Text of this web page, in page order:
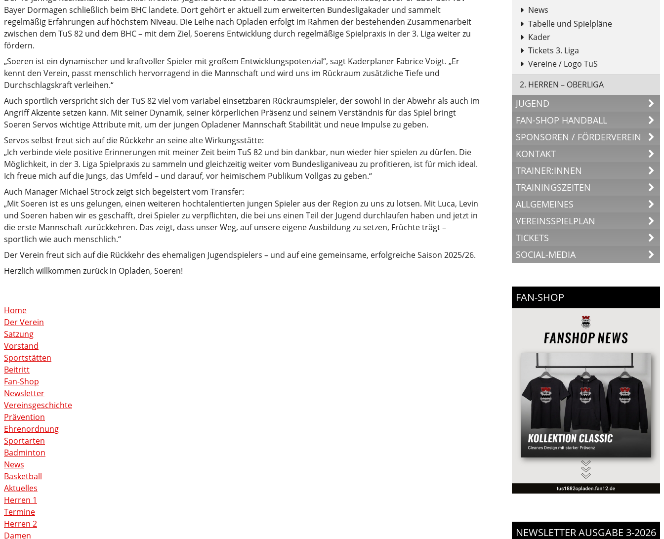
Bayer Dormagen schließlich beim BHC landete. Dort gehört er aktuell zum erweiterten Bundesligakader und sammelt
regelmäßig Erfahrungen auf höchstem Niveau. Die Leihe nach Opladen erfolgt im Rahmen der bestehenden Zusammenarbeit
zwischen dem TuS 82 und dem BHC – mit dem Ziel, Soerens Entwicklung durch regelmäßige Spielpraxis in der 3. Liga weiter zu
fördern.
„Soeren ist ein dynamischer und kraftvoller Spieler mit großem Entwicklungspotenzial“, sagt Kaderplaner Fabrice Voigt. „Er
kennt den Verein, passt menschlich hervorragend in die Mannschaft und wird uns im Rückraum zusätzliche Tiefe und
Durchschlagskraft verleihen.“
Auch sportlich verspricht sich der TuS 82 viel vom variabel einsetzbaren Rückraumspieler, der sowohl in der Abwehr als auch im
Angriff Akzente setzen kann. Mit seiner Dynamik, seiner körperlichen Präsenz und seinem Verständnis für das Spiel bringt
Soeren Servos wichtige Attribute mit, um der jungen Opladener Mannschaft Stabilität und neue Impulse zu geben.
Servos selbst freut sich auf die Rückkehr an seine alte Wirkungsstätte:
„Ich verbinde viele positive Erinnerungen mit meiner Zeit beim TuS 82 und bin dankbar, nun wieder hier spielen zu dürfen. Die
Möglichkeit, in der 3. Liga Spielpraxis zu sammeln und gleichzeitig weiter vom Bundesliganiveau zu profitieren, ist für mich ideal.
Ich freue mich auf die Jungs, das Umfeld – und darauf, vor heimischem Publikum Vollgas zu geben.“
Auch Manager Michael Strock zeigt sich begeistert vom Transfer:
„Mit Soeren ist es uns gelungen, einen weiteren hochtalentierten jungen Spieler aus der Region zu uns zu lotsen. Mit Luca, Levin
und Soeren haben wir es geschafft, drei Spieler zu verpflichten, die bei uns einen Teil der Jugend durchlaufen haben und jetzt in
die erste Mannschaft zurückkehren. Das zeigt, dass unser Weg, auf unsere eigene Ausbildung zu setzen, Früchte trägt –
sportlich wie auch menschlich.“
Der Verein freut sich auf die Rückkehr des ehemaligen Jugendspielers – und auf eine gemeinsame, erfolgreiche Saison 2025/26.
Herzlich willkommen zurück in Opladen, Soeren!
Home
Der Verein
Satzung
Vorstand
Sportstätten
Beitritt
Fan-Shop
Newsletter
Vereinsgeschichte
Prävention
Ehrenordnung
Sportarten
Badminton
News
Basketball
Aktuelles
Herren 1
Termine
Herren 2
Damen
News
Tabelle und Spielpläne
Kader
Tickets 3. Liga
Vereine / Logo TuS
2. HERREN – OBERLIGA
JUGEND
FAN-SHOP HANDBALL
SPONSOREN / FÖRDERVEREIN
KONTAKT
TRAINER:INNEN
TRAININGSZEITEN
ALLGEMEINES
VEREINSSPIELPLAN
TICKETS
SOCIAL-MEDIA
FAN-SHOP
NEWSLETTER AUSGABE 3-2026